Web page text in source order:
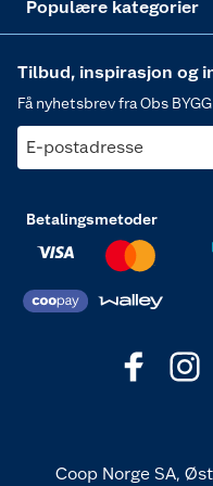
Populære kategorier
Tilbud, inspirasjon og
Få nyhetsbrev fra Obs BYGG
E-postadresse
Betalingsmetoder
Coop Norge SA,